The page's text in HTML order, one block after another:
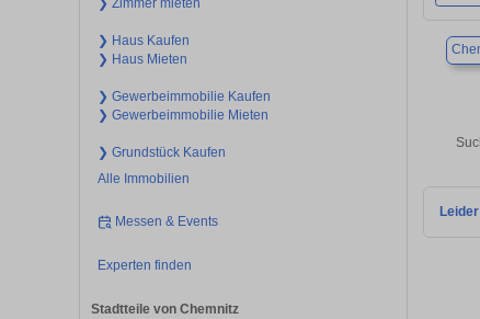
❯ Zimmer mieten
❯ Haus Kaufen
❯ Haus Mieten
❯ Gewerbeimmobilie Kaufen
❯ Gewerbeimmobilie Mieten
❯ Grundstück Kaufen
Alle Immobilien
Messen & Events
Experten finden
Stadtteile von Chemnitz